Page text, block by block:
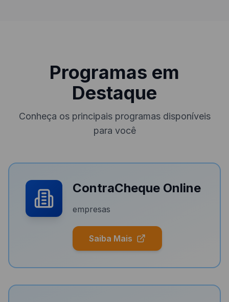
Programas em
Destaque
Conheça os principais programas disponíveis
para você
ContraCheque Online
empresas
Saiba Mais